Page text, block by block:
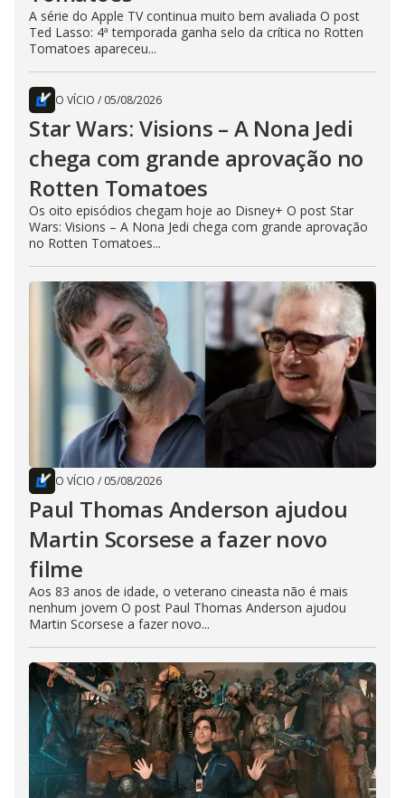
A série do Apple TV continua muito bem avaliada O post
Ted Lasso: 4ª temporada ganha selo da crítica no Rotten
Tomatoes apareceu...
O VÍCIO / 05/08/2026
Star Wars: Visions – A Nona Jedi
chega com grande aprovação no
Rotten Tomatoes
Os oito episódios chegam hoje ao Disney+ O post Star
Wars: Visions – A Nona Jedi chega com grande aprovação
no Rotten Tomatoes...
O VÍCIO / 05/08/2026
Paul Thomas Anderson ajudou
Martin Scorsese a fazer novo
filme
Aos 83 anos de idade, o veterano cineasta não é mais
nenhum jovem O post Paul Thomas Anderson ajudou
Martin Scorsese a fazer novo...